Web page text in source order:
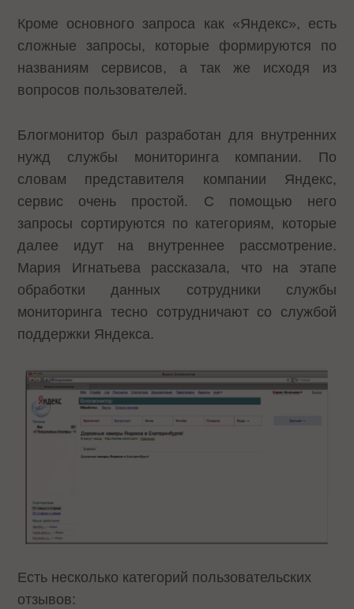
Кроме основного запроса как «Яндекс», есть
сложные запросы, которые формируются по
названиям сервисов, а так же исходя из
вопросов пользователей.
Блогмонитор был разработан для внутренних
нужд службы мониторинга компании. По
словам представителя компании Яндекс,
сервис очень простой. C помощью него
запросы сортируются по категориям, которые
далее идут на внутреннее рассмотрение.
Мария Игнатьева рассказала, что на этапе
обработки данных сотрудники службы
мониторинга тесно сотрудничают со службой
поддержки Яндекса.
Есть несколько категорий пользовательских
отзывов: